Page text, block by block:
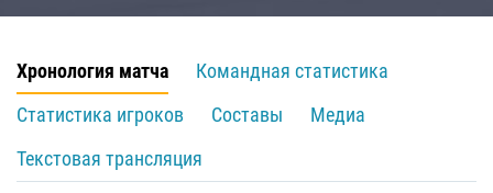
Хронология матча
Командная статистика
Статистика игроков
Составы
Медиа
Текстовая трансляция